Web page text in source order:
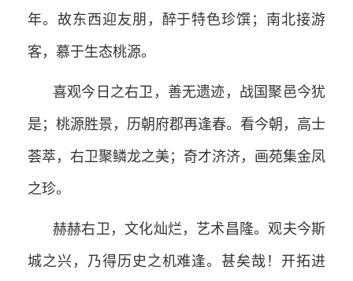
年。故东西迎友朋，醉于特色珍馔；南北接游
客，慕于生态桃源。
喜观今日之右卫，善无遗迹，战国聚邑今犹
是；桃源胜景，历朝府郡再逢春。看今朝，高士
荟萃，右卫聚鳞龙之美；奇才济济，画苑集金凤
之珍。
赫赫右卫，文化灿烂，艺术昌隆。观夫今斯
城之兴，乃得历史之机难逢。甚矣哉！开拓进